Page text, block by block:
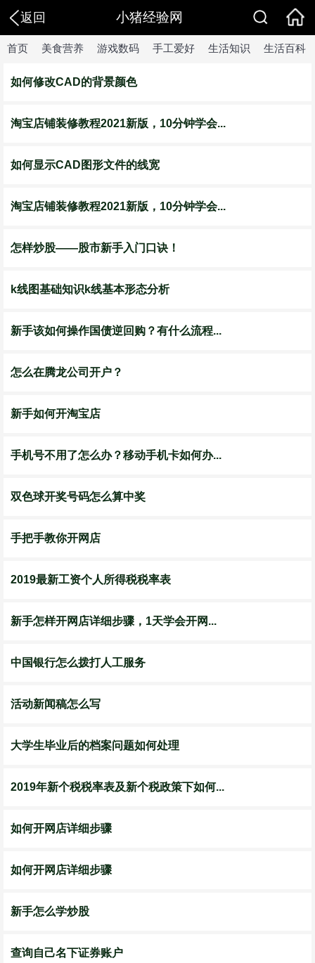
返回 小猪经验网
首页 美食营养 游戏数码 手工爱好 生活知识 生活百科
如何修改CAD的背景颜色
淘宝店铺装修教程2021新版，10分钟学会...
如何显示CAD图形文件的线宽
淘宝店铺装修教程2021新版，10分钟学会...
怎样炒股——股市新手入门口诀！
k线图基础知识k线基本形态分析
新手该如何操作国债逆回购？有什么流程...
怎么在腾龙公司开户？
新手如何开淘宝店
手机号不用了怎么办？移动手机卡如何办...
双色球开奖号码怎么算中奖
手把手教你开网店
2019最新工资个人所得税税率表
新手怎样开网店详细步骤，1天学会开网...
中国银行怎么拨打人工服务
活动新闻稿怎么写
大学生毕业后的档案问题如何处理
2019年新个税税率表及新个税政策下如何...
如何开网店详细步骤
如何开网店详细步骤
新手怎么学炒股
查询自己名下证券账户